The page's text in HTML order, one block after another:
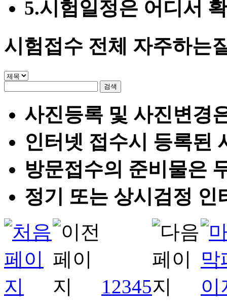
5.시험일정은 어디서
시험접수 전체 자주하는
사진등록 및 사진변경
인터넷 접수시 등록된
방문접수의 준비물은
정기 또는 상시검정 인
12345